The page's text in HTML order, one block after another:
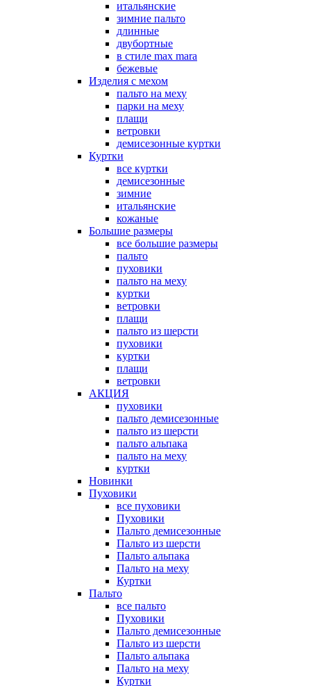
итальянские
зимние пальто
длинные
двубортные
в стиле max mara
бежевые
Изделия с мехом
пальто на меху
парки на меху
плащи
ветровки
демисезонные куртки
Куртки
все куртки
демисезонные
зимние
итальянские
кожаные
Большие размеры
все большие размеры
пальто
пуховики
пальто на меху
куртки
ветровки
плащи
пальто из шерсти
пуховики
куртки
плащи
ветровки
АКЦИЯ
пуховики
пальто демисезонные
пальто из шерсти
пальто альпака
пальто на меху
куртки
Новинки
Пуховики
все пуховики
Пуховики
Пальто демисезонные
Пальто из шерсти
Пальто альпака
Пальто на меху
Куртки
Пальто
все пальто
Пуховики
Пальто демисезонные
Пальто из шерсти
Пальто альпака
Пальто на меху
Куртки